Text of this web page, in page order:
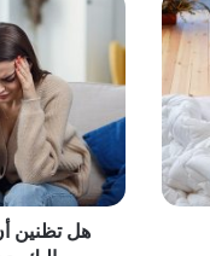
هل تظنين